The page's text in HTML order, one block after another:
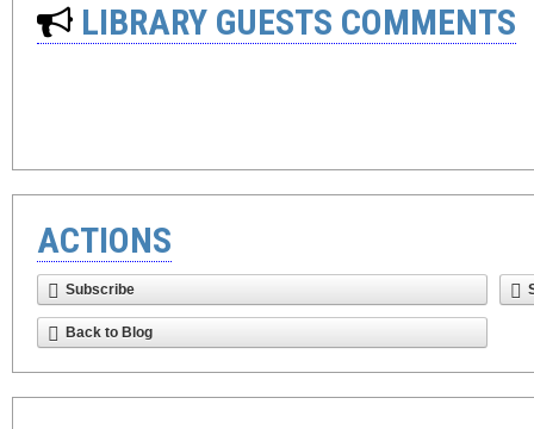
LIBRARY GUESTS COMMENTS
ACTIONS
Subscribe
Back to Blog